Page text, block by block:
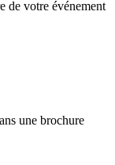
de votre événement
une brochure